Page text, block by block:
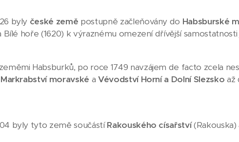
byly české země postupně začleňovány do Habsburské
Bílé hoře (1620) k výraznému omezení dřívější
Habsburků, po roce 1749 navzájem de facto zcela
Markrabství moravské a Vévodství Horní a Dolní Slezsko až
byly tyto země součástíRakouského císařství(Rakouska)